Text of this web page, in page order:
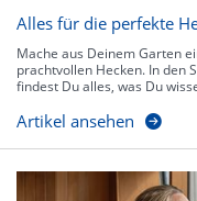
Alles für die perfekte
Mache aus Deinem Garten
prachtvollen Hecken. In den
findest Du alles, was Du
Artikel ansehen